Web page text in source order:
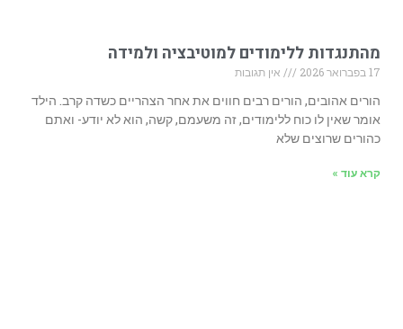
מהתנגדות ללימודים למוטיבציה ולמידה
17 בפברואר 2026 אין תגובות
הורים אהובים, הורים רבים חווים את אחר הצהריים כשדה קרב. הילד
אומר שאין לו כוח ללימודים, זה משעמם, קשה, הוא לא יודע- ואתם
כהורים שרוצים שלא
קרא עוד »